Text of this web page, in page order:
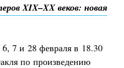
XIX–XX веков: новая
7 и 28 февраля в 18.30
по произведению